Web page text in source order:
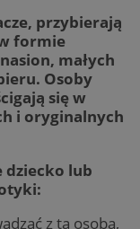
przybierają
formie
małych
Osoby
się w
i oryginalnych
dziecko lub
z tą osobą,